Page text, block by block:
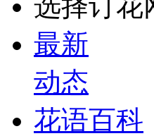
最新
动态
花语百科